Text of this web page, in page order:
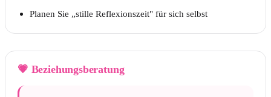
Planen Sie „stille Reflexionszeit" für sich selbst
💗 Beziehungsberatung